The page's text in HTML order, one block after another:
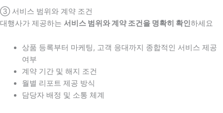
③ 서비스 범위와 계약 조건
대행사가 제공하는 서비스 범위와 계약 조건을 명확히 확인하세요
상품 등록부터 마케팅, 고객 응대까지 종합적인 서비스 제공
여부
계약 기간 및 해지 조건
월별 리포트 제공 방식
담당자 배정 및 소통 체계